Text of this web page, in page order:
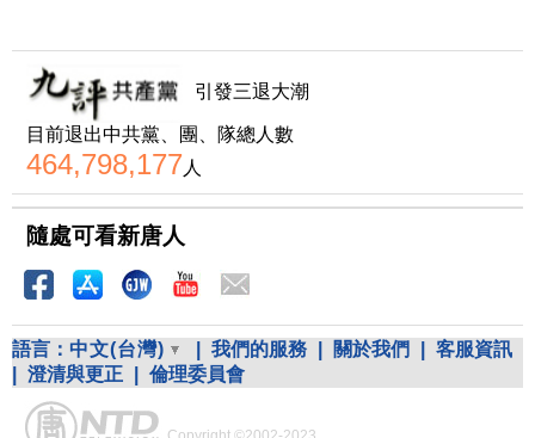
引發三退大潮
目前退出中共黨、團、隊總人數
464,798,177人
隨處可看新唐人
語言： 中文(台灣) 我們的服務 關於我們
客服資訊
澄清與更正 倫理委員會